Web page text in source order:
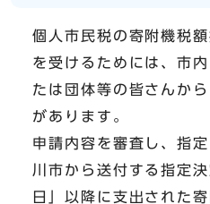
個人市民税の寄附機税
を受けるためには、市
たは団体等の皆さんか
があります。
申請内容を審査し、指
川市から送付する指定
日」以降に支出された